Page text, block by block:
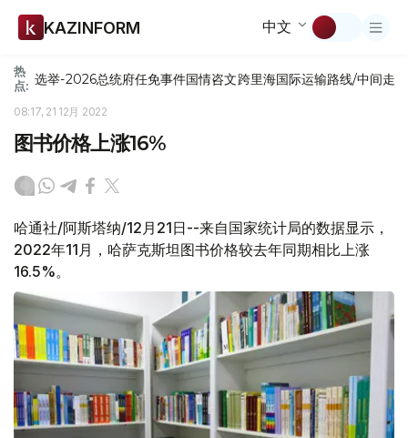
KAZINFORM 中文
热
点: 选举-2026总统府任免事件国情咨文跨里海国际运输路线/中间走廊
08:17, 21 12月 2022
图书价格上涨16%
哈通社/阿斯塔纳/12月21日--来自国家统计局的数据显示，
2022年11月，哈萨克斯坦图书价格较去年同期相比上涨
16.5%。